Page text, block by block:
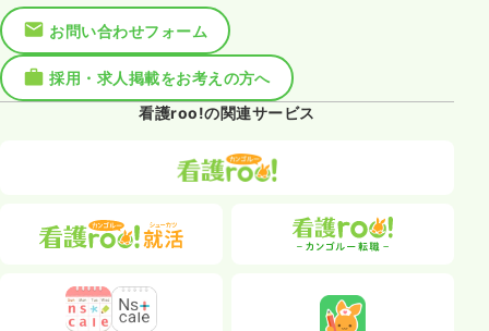
お問い合わせフォーム
採用・求人掲載をお考えの方へ
看護roo!の関連サービス